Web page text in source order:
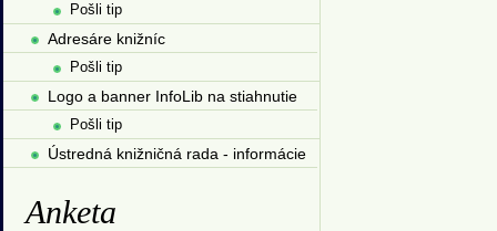
Pošli tip
Adresáre knižníc
Pošli tip
Logo a banner InfoLib na stiahnutie
Pošli tip
Ústredná knižničná rada - informácie
Anketa